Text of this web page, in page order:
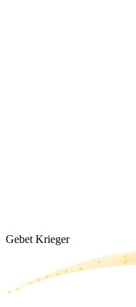
Gebet Krieger